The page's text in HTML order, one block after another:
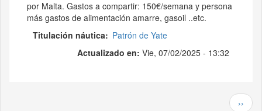
por Malta. Gastos a compartir: 150€/semana y persona
más gastos de alimentación amarre, gasoil ..etc.
Titulación náutica
Patrón de Yate
Actualizado en: Vie, 07/02/2025 - 13:32
››